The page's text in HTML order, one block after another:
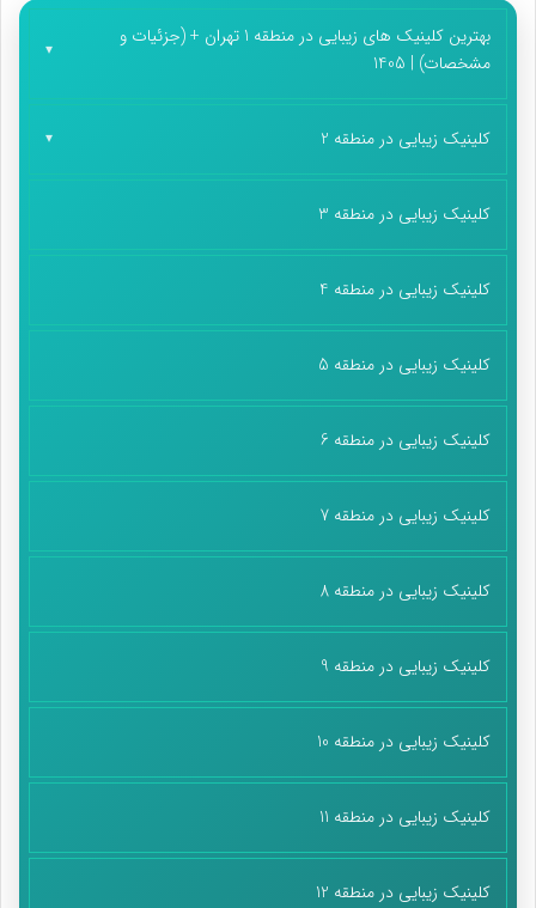
بهترین کلینیک های زیبایی در منطقه 1 تهران + (جزئیات و
مشخصات) | 1405
کلینیک زیبایی در منطقه 2
کلینیک زیبایی در منطقه 3
کلینیک زیبایی در منطقه 4
کلینیک زیبایی در منطقه 5
کلینیک زیبایی در منطقه 6
کلینیک زیبایی در منطقه 7
کلینیک زیبایی در منطقه 8
کلینیک زیبایی در منطقه 9
کلینیک زیبایی در منطقه 10
کلینیک زیبایی در منطقه 11
کلینیک زیبایی در منطقه 12